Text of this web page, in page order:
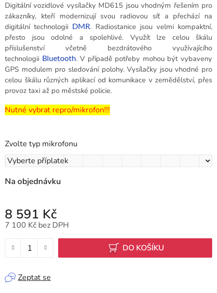
Digitální vozidlové vysílačky MD615 jsou vhodným řešením pro
zákazníky, kteří modernizují svou radiovou síť a přechází na
digitální technologii
DMR. Radiostanice jsou velmi kompaktní,
přesto jsou odolné a spolehlivé. Využít lze celou škálu
příslušenství včetně bezdrátového využívajícího
technologii Bluetooth. V případě potřeby mohou být vybaveny
GPS modulem pro sledování polohy. Vysílačky jsou vhodné pro
celou škálu různých aplikací od komunikace v zemědělství, přes
provoz taxi až po městské policie.
Nutné vybrat repro/mikrofon!!!
Zvolte typ mikrofonu
Na objednávku
8 591 Kč
7 100 Kč bez DPH
DO KOŠÍKU
Zeptat se